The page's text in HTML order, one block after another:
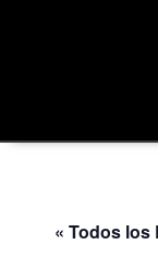
« Todos los